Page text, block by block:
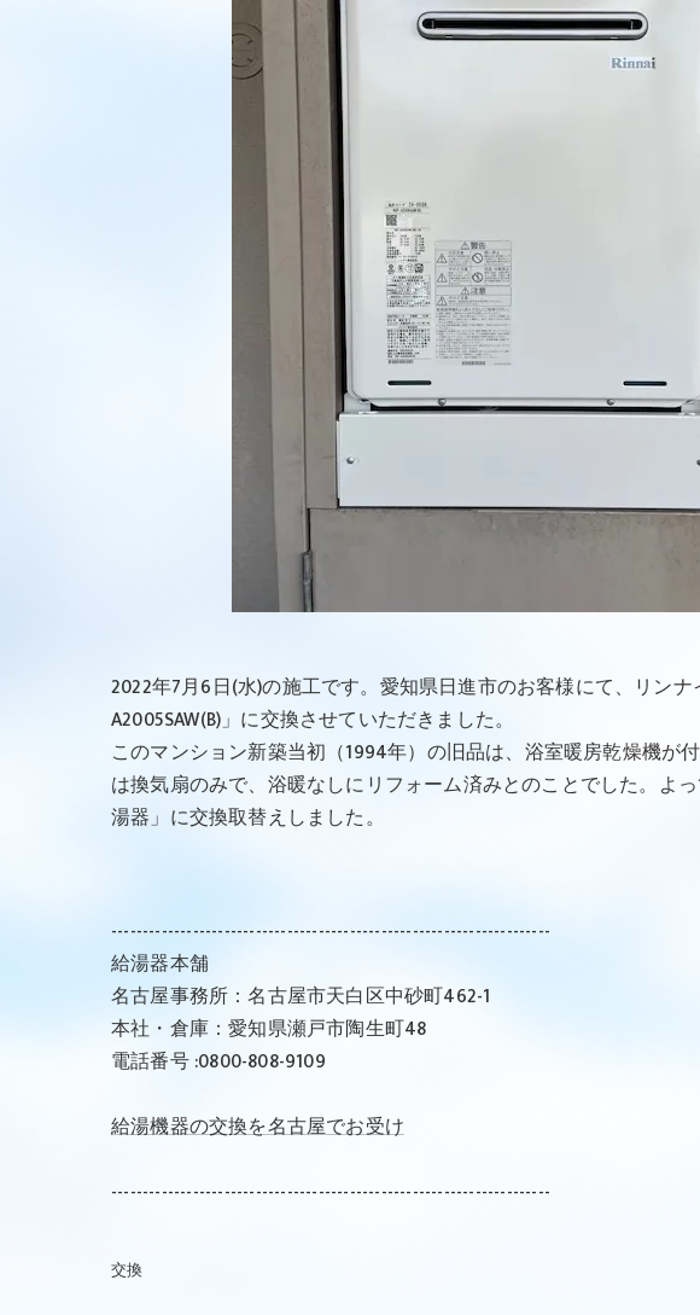
2022年7月6日(水)の施工です。愛知県日進市のお客様にて、リン
A2005SAW(B)」に交換させていただきました。
このマンション新築当初（1994年）の旧品は、浴室暖房乾燥機
は換気扇のみで、浴暖なしにリフォーム済みとのことでした。よ
湯器」に交換取替えしました。
----------------------------------------------------------------------
給湯器本舗
名古屋事務所：名古屋市天白区中砂町462-1
本社・倉庫：愛知県瀬戸市陶生町48
電話番号 :0800-808-9109
給湯機器の交換を名古屋でお受け
----------------------------------------------------------------------
交換